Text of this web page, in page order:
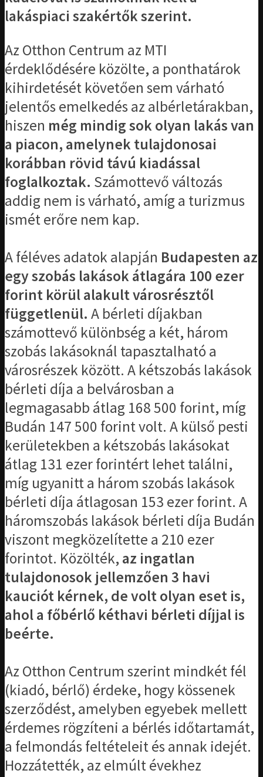
lakáspiaci szakértők szerint.
Az Otthon Centrum az MTI
érdeklődésére közölte, a ponthatárok
kihirdetését követően sem várható
jelentős emelkedés az albérletárakban,
hiszen még mindig sok olyan lakás van
a piacon, amelynek tulajdonosai
korábban rövid távú kiadással
foglalkoztak. Számottevő változás
addig nem is várható, amíg a turizmus
ismét erőre nem kap.
A féléves adatok alapján Budapesten az
egy szobás lakások átlagára 100 ezer
forint körül alakult városrésztől
függetlenül. A bérleti díjakban
számottevő különbség a két, három
szobás lakásoknál tapasztalható a
városrészek között. A kétszobás lakások
bérleti díja a belvárosban a
legmagasabb átlag 168 500 forint, míg
Budán 147 500 forint volt. A külső pesti
kerületekben a kétszobás lakásokat
átlag 131 ezer forintért lehet találni,
míg ugyanitt a három szobás lakások
bérleti díja átlagosan 153 ezer forint. A
háromszobás lakások bérleti díja Budán
viszont megközelítette a 210 ezer
forintot. Közölték,az ingatlan
tulajdonosok jellemzően 3 havi
kauciót kérnek, de volt olyan eset is,
ahol a főbérlő kéthavi bérleti díjjal is
beérte.
Az Otthon Centrum szerint mindkét fél
(kiadó, bérlő) érdeke, hogy kössenek
szerződést, amelyben egyebek mellett
érdemes rögzíteni a bérlés időtartamát,
a felmondás feltételeit és annak idejét.
Hozzátették, az elmúlt évekhez